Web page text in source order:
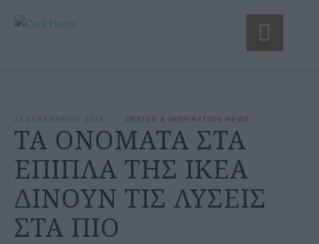
21 ΔΕΚΕΜΒΡΙΟΥ 2016 DESIGN & INSPIRATION NEWS
ΤΑ ΟΝΟΜΑΤΑ ΣΤΑ
ΕΠΙΠΛΑ ΤΗΣ IKEA
ΔΙΝΟΥΝ ΤΙΣ ΛΥΣΕΙΣ
ΣΤΑ ΠΙΟ